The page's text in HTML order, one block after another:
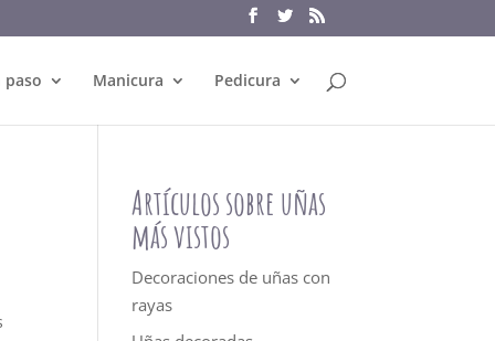
paso Manicura Pedicura
Artículos sobre uñas
más vistos
Decoraciones de uñas con
rayas